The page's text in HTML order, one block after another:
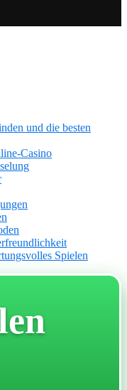
und die besten
Casino
Spielen